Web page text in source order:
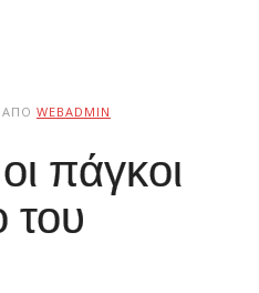
ΑΠΌ WEBADMIN
πάγκοι
του